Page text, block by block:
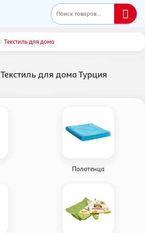
Поиск товаров...
Текстиль для дома
Текстиль для дома Турция
Полотенца